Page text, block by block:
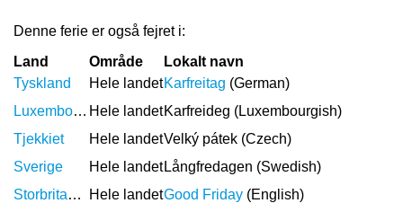
Denne ferie er også fejret i:
Land
Område
Lokalt navn
Tyskland
Hele landet Karfreitag (German)
Luxembourg Hele landet Karfreideg (Luxembourgish)
Tjekkiet
Hele landetVelký pátek (Czech)
Sverige
Hele landet Långfredagen (Swedish)
Storbritannien
Hele landetGood Friday (English)